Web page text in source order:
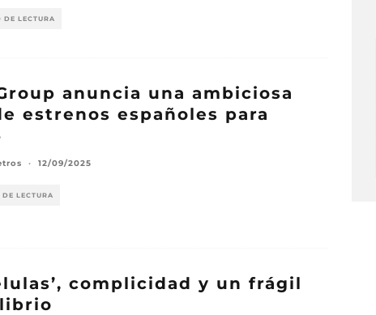
DE LECTURA
anuncia una ambiciosa
estrenos españoles para
· 12/09/2025
LECTURA
complicidad y un frágil